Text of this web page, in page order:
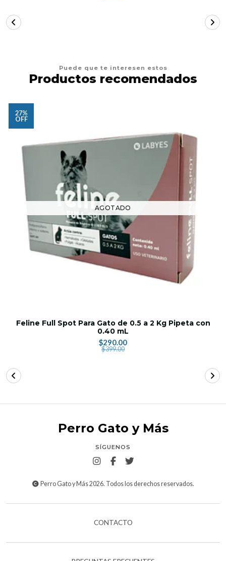
Puede que te interesen estos
Productos recomendados
27%
OFF
AGOTADO
Feline Full Spot Para Gato de 0.5 a 2 Kg Pipeta con
0.40 mL
$290.00
$399.00
Perro Gato y Más
SÍGUENOS
Perro Gato y Más 2026. Todos los derechos reservados.
CONTACTO